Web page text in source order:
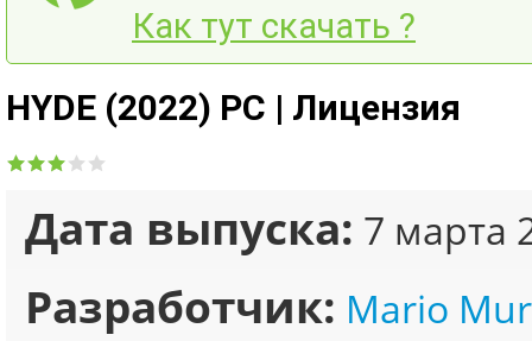
Как тут скачать ?
HYDE (2022) PC | Лицензия
Дата выпуска: 7 марта
Разработчик: Mario